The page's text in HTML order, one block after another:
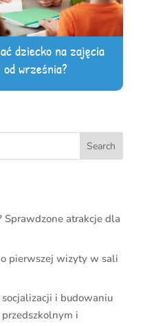
dziecko na zajęcia
września?
Search
Sprawdzone atrakcje dla
pierwszej wizyty w sali
i budowaniu
i